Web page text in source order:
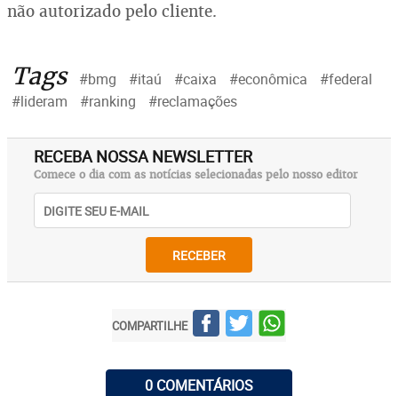
não autorizado pelo cliente.
Tags #bmg #itaú #caixa #econômica
#federal
#lideram
#ranking #reclamações
RECEBA NOSSA NEWSLETTER
Comece o dia com as notícias selecionadas pelo nosso editor
RECEBER
COMPARTILHE
0 COMENTÁRIOS